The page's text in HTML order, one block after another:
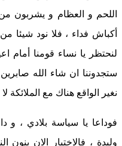
اللحم و العظام و يشربون من
أكباش فداء ، فلا نود شيئا من
لنحتظر يا نساء قومنا أمام
ستجدوننا ان شاء الله
نغير الواقع هناك مع الملائكة
فوداعا يا سياسة بلادي ، و
وليدة ، فالاختيار الان بنون